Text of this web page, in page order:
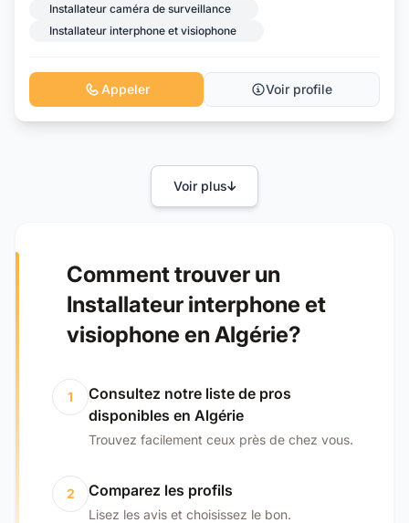
Installateur caméra de surveillance
Installateur interphone et visiophone
Appeler Voir profile
Voir plus
Comment trouver un
Installateur interphone et
visiophone en Algérie?
1
Consultez notre liste de pros
disponibles en Algérie
Trouvez facilement ceux près de chez vous.
2 Comparez les profils
Lisez les avis et choisissez le bon.